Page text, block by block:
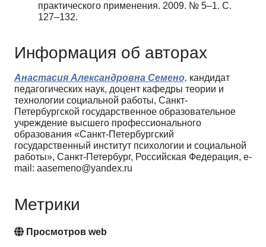
практического применения. 2009. № 5–1. С.
127–132.
Информация об авторах
Анастасия Александровна Семено, кандидат
педагогических наук, доцент кафедры теории и
технологии социальной работы, Санкт-
Петербургской государственное образовательное
учреждение высшего профессионального
образования «Санкт-Петербургский
государственный институт психологии и социальной
работы», Санкт-Петербург, Российская Федерация, e-
mail: aasemeno@yandex.ru
Метрики
Просмотров web